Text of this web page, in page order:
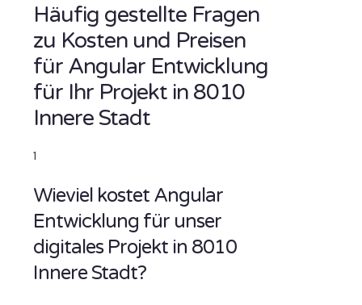
Häufig gestellte Fragen
zu Kosten und Preisen
für Angular Entwicklung
für Ihr Projekt in 8010
Innere Stadt
1
Wieviel kostet Angular
Entwicklung für unser
digitales Projekt in 8010
Innere Stadt?